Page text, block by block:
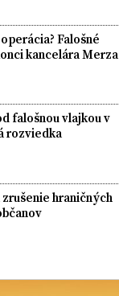
Falošné
kancelára Merza
falošnou vlajkou v
rozviedka
hraničných